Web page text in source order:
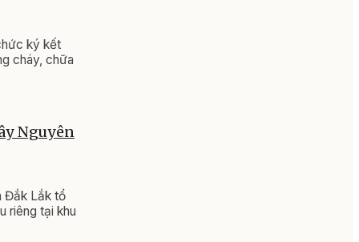
ký kết
cháy, chữa
Nguyên
Đắk Lắk tổ
riêng tại khu